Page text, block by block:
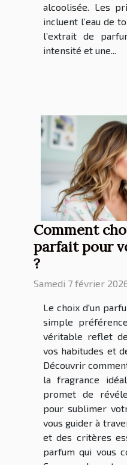
alcoolisée. Les
incluent l’eau de
l’extrait de
intensité et une...
Comment
parfait pour
?
Samedi 7 février
Le choix d'un
simple
véritable reflet
vos habitudes et
Découvrir
la fragrance
promet de
pour sublimer
vous guider à
et des critères
parfum qui vous